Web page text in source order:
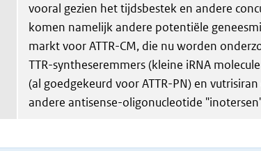
vooral gezien het tijdsbestek en andere
komen namelijk andere potentiële
markt voor ATTR-CM, die nu worden
TTR-syntheseremmers (kleine iRNA
(al goedgekeurd voor ATTR-PN) en
andere antisense-oligonucleotide